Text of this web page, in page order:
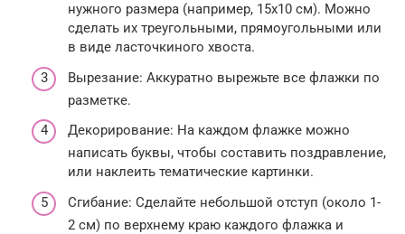
нужного размера (например, 15х10 см). Можно
сделать их треугольными, прямоугольными или
в виде ласточкиного хвоста.
Вырезание: Аккуратно вырежьте все флажки по
разметке.
Декорирование: На каждом флажке можно
написать буквы, чтобы составить поздравление,
или наклеить тематические картинки.
Сгибание: Сделайте небольшой отступ (около 1-
2 см) по верхнему краю каждого флажка и